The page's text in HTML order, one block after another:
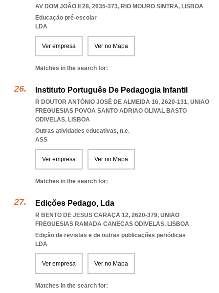
AV DOM JOÃO II 28, 2635-373, RIO MOURO SINTRA, LISBOA
Educação pré-escolar
LDA
Ver empresa Ver no Mapa
Matches in the search for:
Instituto Português De Pedagogia Infantil
R DOUTOR ANTÓNIO JOSÉ DE ALMEIDA 16, 2620-131, UNIAO
FREGUESIAS POVOA SANTO ADRIAO OLIVAL BASTO
ODIVELAS, LISBOA
Outras atividades educativas, n.e.
ASS
Ver empresa Ver no Mapa
Matches in the search for:
Edições Pedago, Lda
R BENTO DE JESUS CARAÇA 12, 2620-379, UNIAO
FREGUESIAS RAMADA CANECAS ODIVELAS, LISBOA
Edição de revistas e de outras publicações periódicas
LDA
Ver empresa Ver no Mapa
Matches in the search for: